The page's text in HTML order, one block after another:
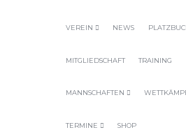
VEREIN NEWS
MITGLIEDSCHAFT TRAINING
MANNSCHAFTEN
TERMINE SHOP